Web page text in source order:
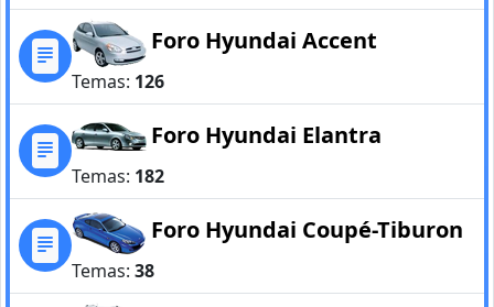
Foro Hyundai Accent
Temas: 126
Foro Hyundai Elantra
Temas: 182
Foro Hyundai Coupé-Tiburon
Temas: 38